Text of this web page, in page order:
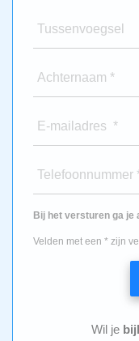
Tussenvoegsel
Achternaam *
E-mailadres *
Telefoonnummer
Bij het versturen ga je
Velden met een * zijn
Wil je